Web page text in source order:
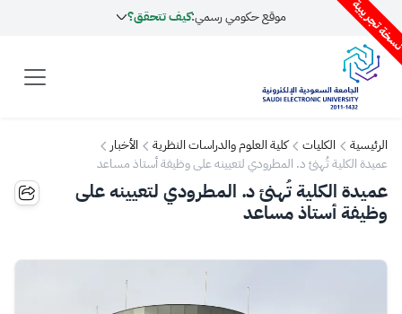
تجريبية موقع حكومي رسمي:كيف تتحقق؟
الرئيسية الكليات كلية العلوم والدراسات النظرية
الأخبار
عميدة الكلية تُهنئ د. المطرودي لتعيينه على وظيفة أستاذ مساعد
عميدة الكلية تُهنئ د. المطرودي لتعيينه على
وظيفة أستاذ مساعد